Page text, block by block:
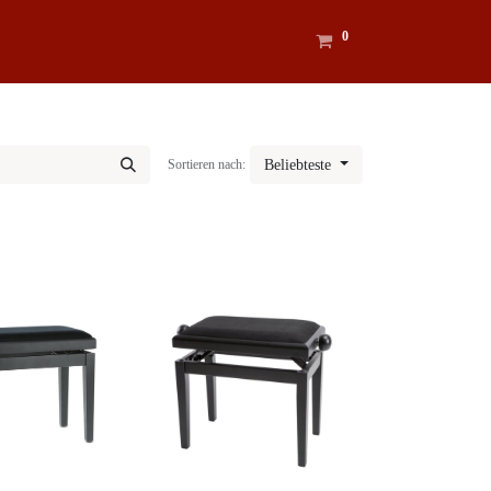
0
Sortieren nach: Beliebteste